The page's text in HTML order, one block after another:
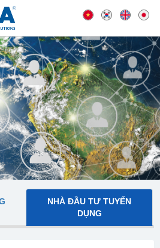
NHÀ ĐẦU TƯ TUYỂN
DỤNG